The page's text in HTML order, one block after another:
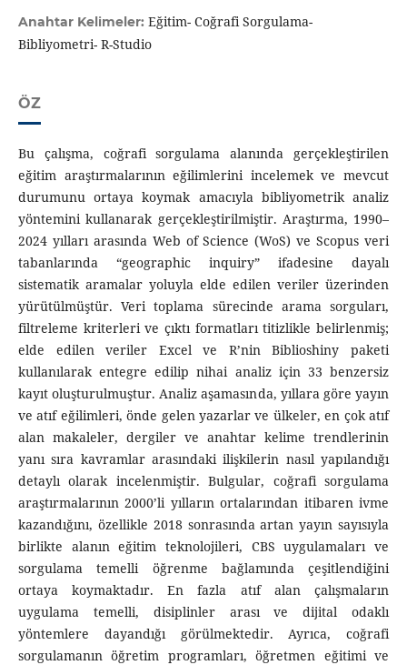
Anahtar Kelimeler: Eğitim- Coğrafi Sorgulama-
Bibliyometri- R-Studio
ÖZ
Bu çalışma, coğrafi sorgulama alanında gerçekleştirilen
eğitim araştırmalarının eğilimlerini incelemek ve mevcut
durumunu ortaya koymak amacıyla bibliyometrik analiz
yöntemini kullanarak gerçekleştirilmiştir. Araştırma, 1990–
2024 yılları arasında Web of Science (WoS) ve Scopus veri
tabanlarında “geographic inquiry” ifadesine dayalı
sistematik aramalar yoluyla elde edilen veriler üzerinden
yürütülmüştür. Veri toplama sürecinde arama sorguları,
filtreleme kriterleri ve çıktı formatları titizlikle belirlenmiş;
elde edilen veriler Excel ve R’nin Biblioshiny paketi
kullanılarak entegre edilip nihai analiz için 33 benzersiz
kayıt oluşturulmuştur. Analiz aşamasında, yıllara göre yayın
ve atıf eğilimleri, önde gelen yazarlar ve ülkeler, en çok atıf
alan makaleler, dergiler ve anahtar kelime trendlerinin
yanı sıra kavramlar arasındaki ilişkilerin nasıl yapılandığı
detaylı olarak incelenmiştir. Bulgular, coğrafi sorgulama
araştırmalarının 2000’li yılların ortalarından itibaren ivme
kazandığını, özellikle 2018 sonrasında artan yayın sayısıyla
birlikte alanın eğitim teknolojileri, CBS uygulamaları ve
sorgulama temelli öğrenme bağlamında çeşitlendiğini
ortaya koymaktadır. En fazla atıf alan çalışmaların
uygulama temelli, disiplinler arası ve dijital odaklı
yöntemlere dayandığı görülmektedir. Ayrıca, coğrafi
sorgulamanın öğretim programları, öğretmen eğitimi ve